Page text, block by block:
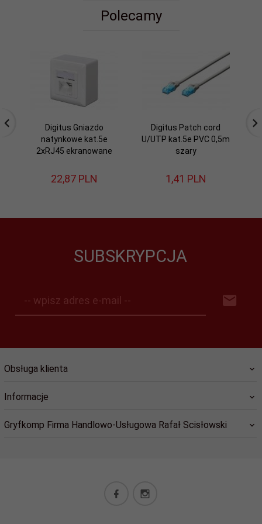
Polecamy
Digitus Gniazdo
natynkowe kat.5e
2xRJ45 ekranowane
22,87 PLN
Digitus Patch cord
U/UTP kat.5e PVC 0,5m
szary
1,41 PLN
SUBSKRYPCJA
-- wpisz adres e-mail --
Obsługa klienta
Informacje
Gryfkomp Firma Handlowo-Usługowa Rafał Scisłowski